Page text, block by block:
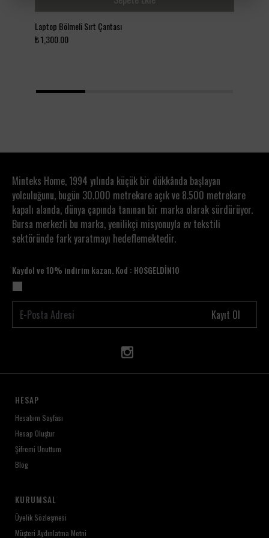
Laptop Bölmeli Sırt Çantası
₺ 1,300.00
1
Minteks Home, 1994 yılında küçük bir dükkânda başlayan
yolculuğunu, bugün 30.000 metrekare açık ve 8.500 metrekare
kapalı alanda, dünya çapında tanınan bir marka olarak sürdürüyor.
Bursa merkezli bu marka, yenilikçi misyonuyla ev tekstili
sektöründe fark yaratmayı hedeflemektedir.
Kaydol ve 10% indirim kazan. Kod : HOSGELDİN10
Kayıt Ol
HESAP
Hesabım Sayfası
Hesap Oluştur
Şifremi Unuttum
Blog
KURUMSAL
Üyelik Sözleşmesi
Müşteri Aydınlatma Metni